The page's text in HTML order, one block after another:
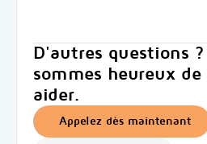
D'autres questions
sommes heureux de
aider.
Appelez dès maintenant